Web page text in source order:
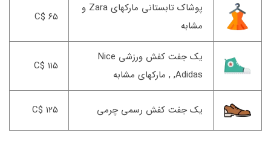
پوشاک تابستانی مارکهای Zara و
مشابه
۶۵ $C
یک جفت کفش ورزشی Nice
,Adidas , مارکهای مشابه
۱۱۵ $C
یک جفت کفش رسمی چرمی ۱۲۵ $C